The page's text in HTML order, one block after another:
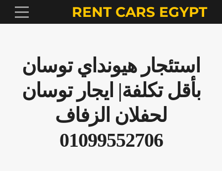
RENT CARS EGYPT
استئجار هيونداي توسان
بأقل تكلفة| ايجار توسان
لحفلان الزفاف
01099552706